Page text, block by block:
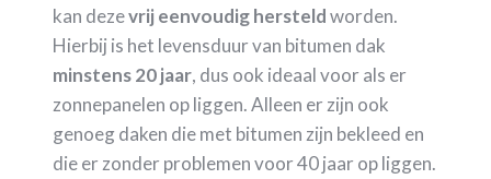
kan dezevrij eenvoudig hersteldworden.
Hierbij is het levensduur van bitumen dak
minstens 20 jaar, dus ook ideaal voor als er
zonnepanelen op liggen. Alleen er zijn ook
genoeg daken die met bitumen zijn bekleed en
die er zonder problemen voor 40 jaar op liggen.